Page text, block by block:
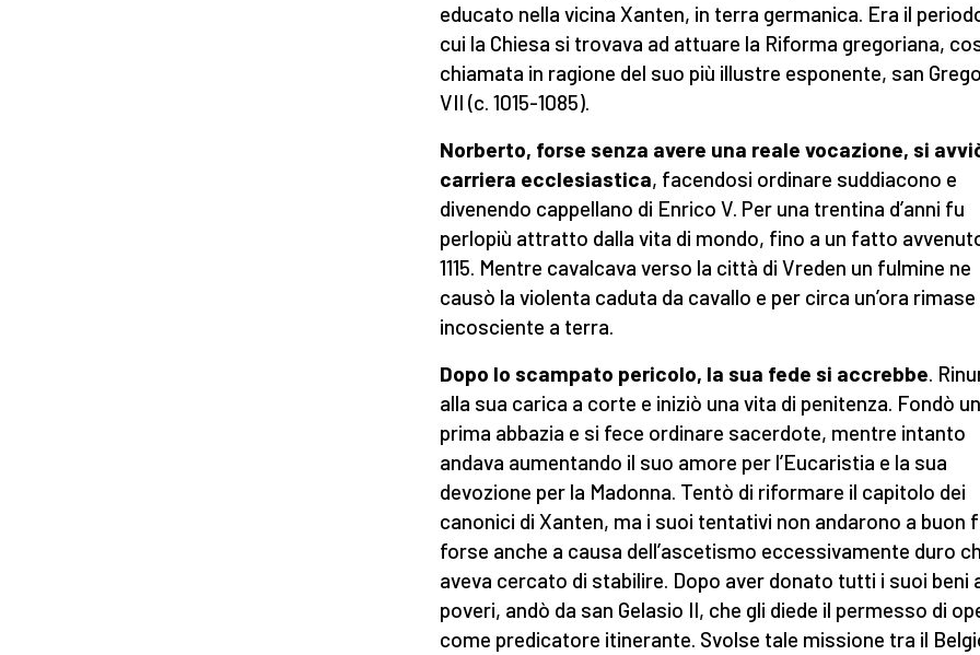
educato nella vicina Xanten, in terra germanica. Era il
cui la Chiesa si trovava ad attuare la Riforma gregoriana,
chiamata in ragione del suo più illustre esponente, san
VII (c. 1015-1085).
Norberto, forse senza avere una reale vocazione, si
carriera ecclesiastica, facendosi ordinare suddiacono e
divenendo cappellano di Enrico V. Per una trentina d’anni fu
perlopiù attratto dalla vita di mondo, fino a un fatto
1115. Mentre cavalcava verso la città di Vreden un fulmine ne
causò la violenta caduta da cavallo e per circa un’ora rimase
incosciente a terra.
Dopo lo scampato pericolo, la sua fede si accrebbe.
alla sua carica a corte e iniziò una vita di penitenza. Fondò
prima abbazia e si fece ordinare sacerdote, mentre intanto
andava aumentando il suo amore per l’Eucaristia e la sua
devozione per la Madonna. Tentò di riformare il capitolo dei
canonici di Xanten, ma i suoi tentativi non andarono a buon
forse anche a causa dell’ascetismo eccessivamente duro
aveva cercato di stabilire. Dopo aver donato tutti i suoi beni
poveri, andò da san Gelasio II, che gli diede il permesso di
come predicatore itinerante. Svolse tale missione tra il